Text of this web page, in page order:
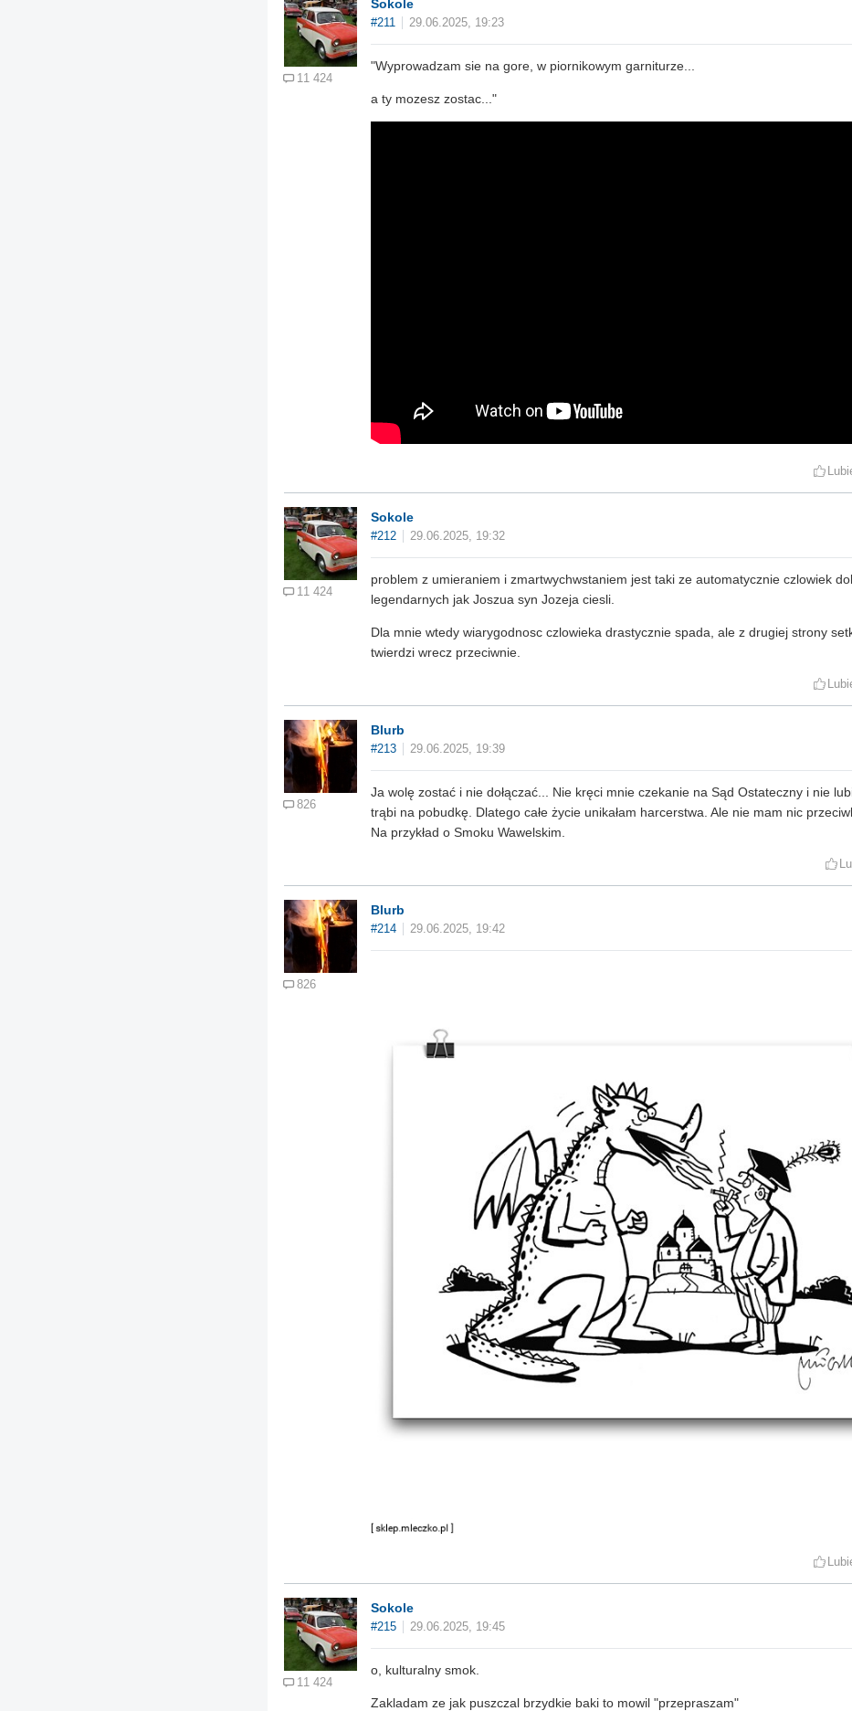
11 424
Sokole
#211 29.06.2025, 19:23
"Wyprowadzam sie na gore, w piornikowym garniturze...
a ty mozesz zostac..."
11 424
Sokole
#212 29.06.2025, 19:32
problem z umieraniem i zmartwychwstaniem jest taki ze automatycznie czlowiek
legendarnych jak Joszua syn Jozeja ciesli.
Dla mnie wtedy wiarygodnosc czlowieka drastycznie spada, ale z drugiej strony
twierdzi wrecz przeciwnie.
826
Blurb
#213 29.06.2025, 19:39
Ja wolę zostać i nie dołączać... Nie kręci mnie czekanie na Sąd Ostateczny i nie
trąbi na pobudkę. Dlatego całe życie unikałam harcerstwa. Ale nie mam nic
Na przykład o Smoku Wawelskim.
826
Blurb
#214 29.06.2025, 19:42
11 424
Sokole
#215 29.06.2025, 19:45
o, kulturalny smok.
Zakladam ze jak puszczal brzydkie baki to mowil "przepraszam"